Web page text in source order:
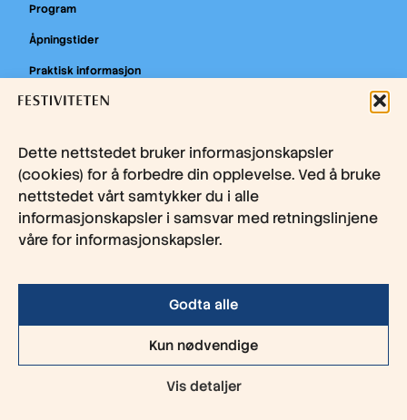
Dette nettstedet bruker informasjonskapsler
(cookies) for å forbedre din opplevelse. Ved å bruke
nettstedet vårt samtykker du i alle
informasjonskapsler i samsvar med retningslinjene
våre for informasjonskapsler.
Godta alle
Kun nødvendige
Vis detaljer
Program
Åpningstider
Praktisk informasjon
Billettkontoret
Utleie
Teknisk
Om Festiviteten
Nyhetsbrev
Cookies